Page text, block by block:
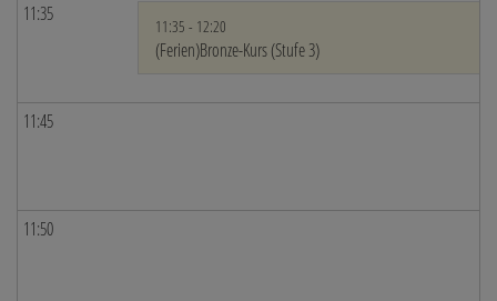
11:35
11:35 - 12:20
(Ferien)Bronze-Kurs (Stufe 3)
11:45
11:50